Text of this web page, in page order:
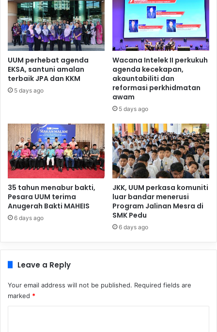
UUM perhebat agenda
EKSA, santuni amalan
terbaik JPA dan KKM
5 days ago
Wacana Intelek II perkukuh
agenda kecekapan,
akauntabiliti dan
reformasi perkhidmatan
awam
5 days ago
35 tahun menabur bakti,
Pesara UUM terima
Anugerah Bakti MAHEIS
6 days ago
JKK, UUM perkasa komuniti
luar bandar menerusi
Program Jalinan Mesra di
SMK Pedu
6 days ago
Leave a Reply
Your email address will not be published. Required fields are
marked *